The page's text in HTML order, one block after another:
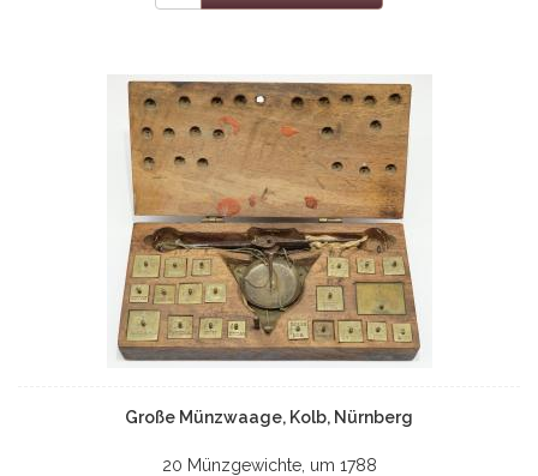
Große Münzwaage, Kolb, Nürnberg
20 Münzgewichte, um 1788